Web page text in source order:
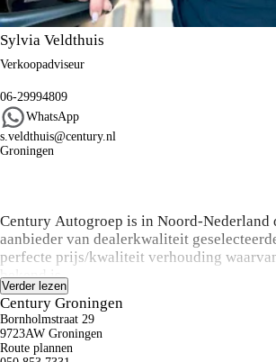
Sylvia Veldthuis
Verkoopadviseur
06-29994809
WhatsApp
s.veldthuis@century.nl
Groningen
Century Autogroep is in Noord-Nederland
aanbieder van dealerkwaliteit
perfecte prijs/kwaliteit verhouding
bekend is.
Koop:
Bij aanschaf van een occasion kunt u een
onze onderhoud en zekerheid pakketten
Verder lezen
Century Groningen
Bornholmstraat 29
9723AW Groningen
Route plannen